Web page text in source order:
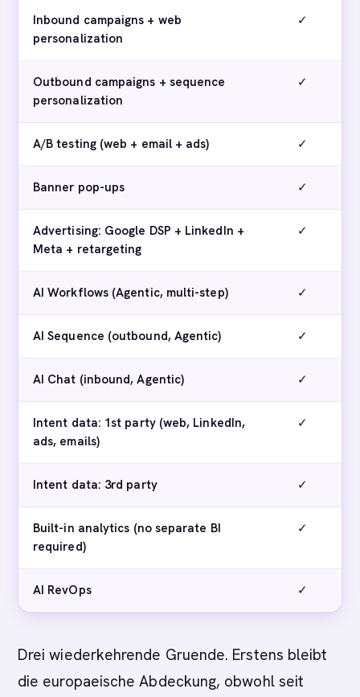
Inbound campaigns + web
personalization
✓
Outbound campaigns + sequence
personalization
✓
A/B testing (web + email + ads) ✓
Banner pop-ups ✓
Advertising: Google DSP + LinkedIn +
Meta + retargeting
✓
AI Workflows (Agentic, multi-step) ✓
AI Sequence (outbound, Agentic) ✓
AI Chat (inbound, Agentic) ✓
Intent data: 1st party (web, LinkedIn,
ads, emails)
✓
Intent data: 3rd party ✓
Built-in analytics (no separate BI
required)
✓
AI RevOps ✓
Drei wiederkehrende Gruende. Erstens bleibt
die europaeische Abdeckung, obwohl seit